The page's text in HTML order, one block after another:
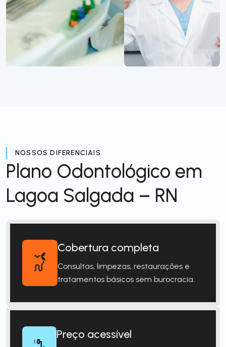
NOSSOS DIFERENCIAIS
Plano Odontológico em
Lagoa Salgada – RN
Cobertura completa
Consultas, limpezas, restaurações e
tratamentos básicos sem burocracia.
Preço acessível